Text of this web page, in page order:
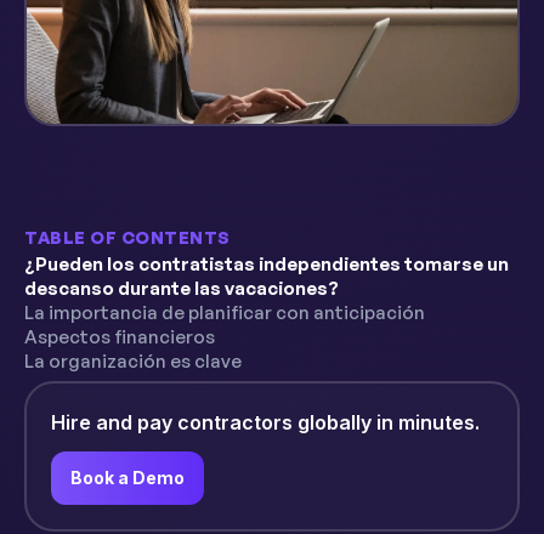
TABLE OF CONTENTS
¿Pueden los contratistas independientes tomarse un
descanso durante las vacaciones?
La importancia de planificar con anticipación
Aspectos financieros
La organización es clave
Hire and pay contractors globally in minutes.
Book a Demo